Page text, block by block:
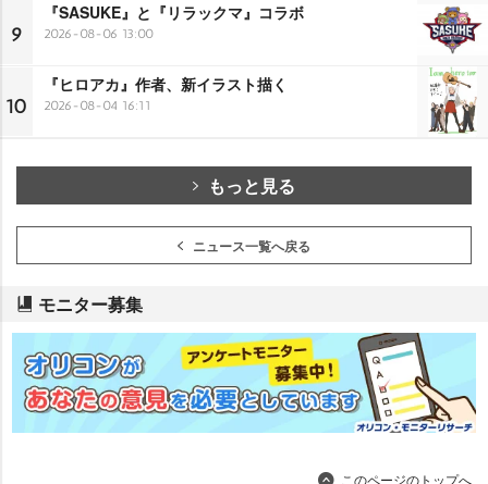
9
『SASUKE』と『リラックマ』コラボ
2026-08-06 13:00
10
『ヒロアカ』作者、新イラスト描く
2026-08-04 16:11
もっと見る
ニュース一覧へ戻る
モニター募集
このページのトップへ